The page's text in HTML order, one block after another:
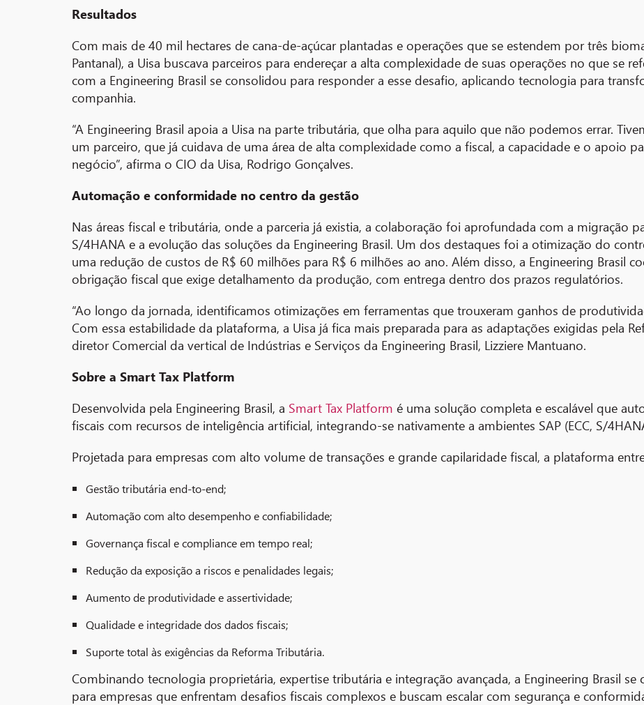
Resultados
Com mais de 40 mil hectares de cana-de-açúcar plantadas e operações que se estendem por três
Pantanal), a Uisa buscava parceiros para endereçar a alta complexidade de suas operações no que se
com a Engineering Brasil se consolidou para responder a esse desafio, aplicando tecnologia para
companhia.
“A Engineering Brasil apoia a Uisa na parte tributária, que olha para aquilo que não podemos errar.
um parceiro, que já cuidava de uma área de alta complexidade como a fiscal, a capacidade e o apoio
negócio”, afirma o CIO da Uisa, Rodrigo Gonçalves.
Automação e conformidade no centro da gestão
Nas áreas fiscal e tributária, onde a parceria já existia, a colaboração foi aprofundada com a migração
S/4HANA e a evolução das soluções da Engineering Brasil. Um dos destaques foi a otimização do
uma redução de custos de R$ 60 milhões para R$ 6 milhões ao ano. Além disso, a Engineering Brasil
obrigação fiscal que exige detalhamento da produção, com entrega dentro dos prazos regulatórios.
“Ao longo da jornada, identificamos otimizações em ferramentas que trouxeram ganhos de
Com essa estabilidade da plataforma, a Uisa já fica mais preparada para as adaptações exigidas pela
diretor Comercial da vertical de Indústrias e Serviços da Engineering Brasil, Lizziere Mantuano.
Sobre a Smart Tax Platform
Desenvolvida pela Engineering Brasil, a Smart Tax Platform é uma solução completa e escalável que
fiscais com recursos de inteligência artificial, integrando-se nativamente a ambientes SAP (ECC, S/
Projetada para empresas com alto volume de transações e grande capilaridade fiscal, a plataforma
Gestão tributária end-to-end;
Automação com alto desempenho e confiabilidade;
Governança fiscal e compliance em tempo real;
Redução da exposição a riscos e penalidades legais;
Aumento de produtividade e assertividade;
Qualidade e integridade dos dados fiscais;
Suporte total às exigências da Reforma Tributária.
Combinando tecnologia proprietária, expertise tributária e integração avançada, a Engineering Brasil
para empresas que enfrentam desafios fiscais complexos e buscam escalar com segurança e